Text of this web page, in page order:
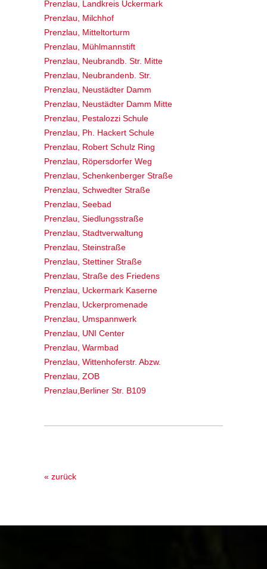
Prenzlau, Landkreis Uckermark
Prenzlau, Milchhof
Prenzlau, Mitteltorturm
Prenzlau, Mühlmannstift
Prenzlau, Neubrandb. Str. Mitte
Prenzlau, Neubrandenb. Str.
Prenzlau, Neustädter Damm
Prenzlau, Neustädter Damm Mitte
Prenzlau, Pestalozzi Schule
Prenzlau, Ph. Hackert Schule
Prenzlau, Robert Schulz Ring
Prenzlau, Röpersdorfer Weg
Prenzlau, Schenkenberger Straße
Prenzlau, Schwedter Straße
Prenzlau, Seebad
Prenzlau, Siedlungsstraße
Prenzlau, Stadtverwaltung
Prenzlau, Steinstraße
Prenzlau, Stettiner Straße
Prenzlau, Straße des Friedens
Prenzlau, Uckermark Kaserne
Prenzlau, Uckerpromenade
Prenzlau, Umspannwerk
Prenzlau, UNI Center
Prenzlau, Warmbad
Prenzlau, Wittenhoferstr. Abzw.
Prenzlau, ZOB
Prenzlau,Berliner Str. B109
« zurück